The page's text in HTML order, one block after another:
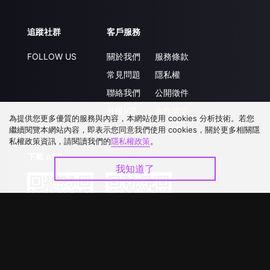
追蹤社群
FOLLOW US
客戶服務
關於我們
常見問題
聯絡我們
服務條款
隱私權
公開徵件
下載 APP
為提供您更多優質的服務與內容，本網站使用 cookies 分析技術。若您
繼續閱覽本網站內容，即表示您同意我們使用 cookies，關於更多相關隱
私權政策資訊，請閱讀我們的隱私權政策。
我知道了